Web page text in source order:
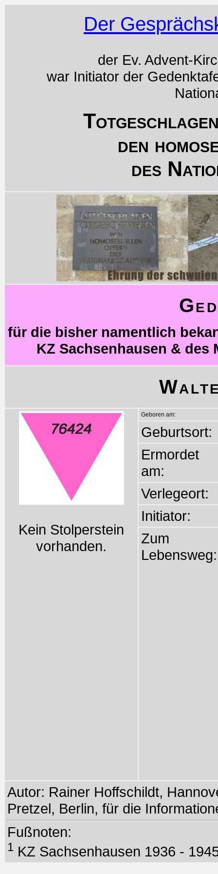
Der
der Ev. Advent-
war Initiator der
den
des
für die bisher namentlich
KZ Sachsenhausen & des
Kein Stolperstein
vorhanden.
Geboren am:
Geburtsort:
Ermordet
am:
Verlegeort:
Initiator:
Zum
Lebensweg:
Autor: Rainer Hoffschildt,
Pretzel, Berlin, für die
Fußnoten:
1 KZ Sachsenhausen 1936 -